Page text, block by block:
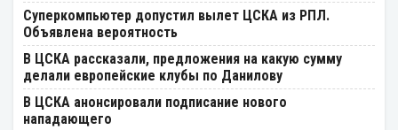
Суперкомпьютер допустил вылет ЦСКА из РПЛ.
Объявлена вероятность
В ЦСКА рассказали, предложения на какую сумму
делали европейские клубы по Данилову
В ЦСКА анонсировали подписание нового
нападающего